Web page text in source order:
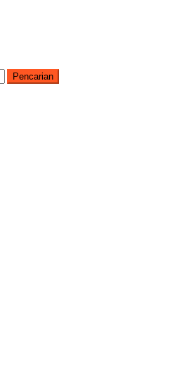
Pencarian